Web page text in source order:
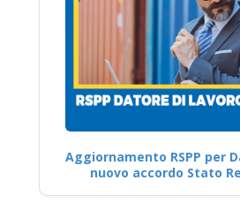
Aggiornamento RSPP per
nuovo accordo Stato